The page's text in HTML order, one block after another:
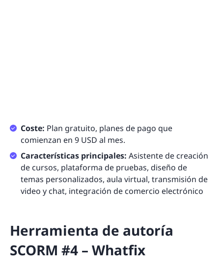
Coste: Plan gratuito, planes de pago que
comienzan en 9 USD al mes.
Características principales: Asistente de creación
de cursos, plataforma de pruebas, diseño de
temas personalizados, aula virtual, transmisión de
video y chat, integración de comercio electrónico
Herramienta de autoría
SCORM #4 – Whatfix